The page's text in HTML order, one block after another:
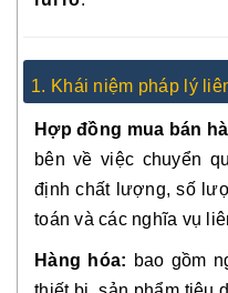
1. Khái niệm pháp lý
Hợp đồng mua bán
bên về việc chuyển
định chất lượng, số
toán và các nghĩa vụ
Hàng hóa: bao gồm